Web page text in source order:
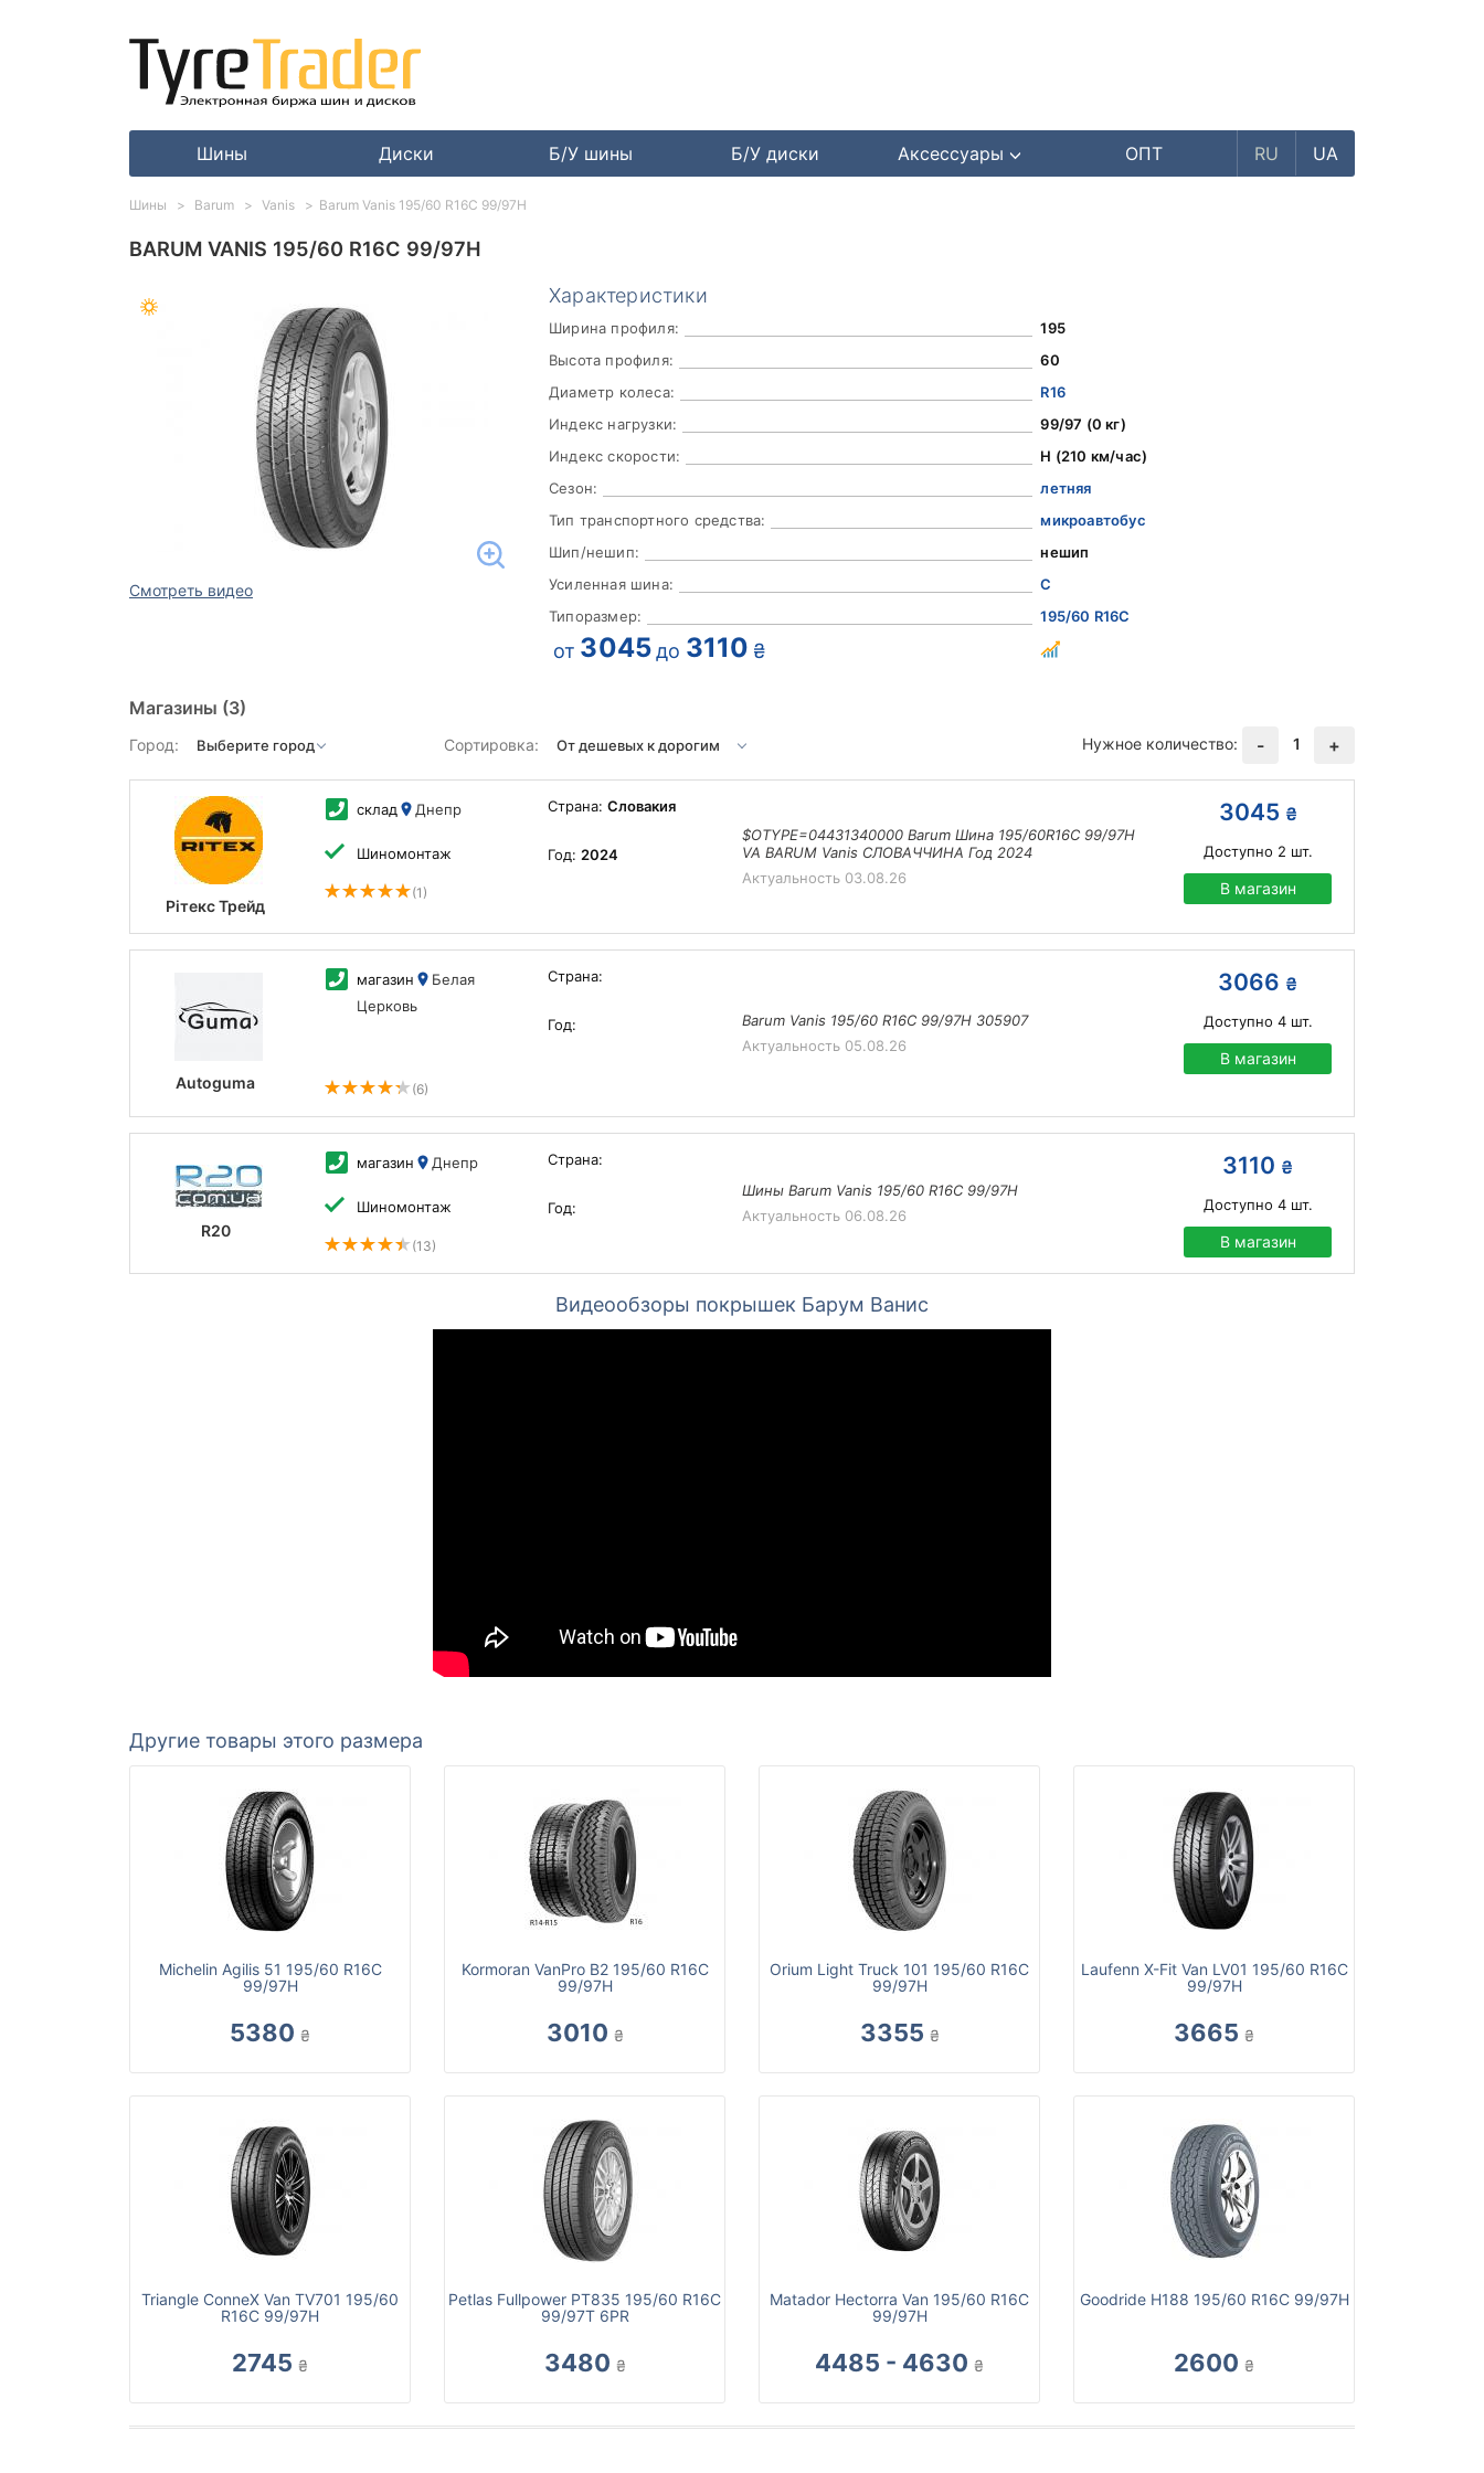
Шины Диски Б/У шины Б/У диски Аксессуары ОПТ RU UA
BARUM VANIS 195/60 R16C 99/97H
Смотреть видео
Характеристики
Ширина профиля:
195
Высота профиля:
60
Диаметр колеса:
R16
Индекс нагрузки:
99/97 (0 кг)
Индекс скорости:
H (210 км/час)
Сезон:
летняя
Тип транспортного средства:
микроавтобус
Шип/нешип:
нешип
Усиленная шина:
C
Типоразмер:
195/60 R16C
от 3045 до 3110 ₴
Магазины (3)
Город: Сортировка: Нужное количество: - 1 +
Рітекс Трейд
склад Днепр
Шиномонтаж
(1)
Страна: Словакия
Год: 2024
$OTYPE=04431340000 Barum Шина 195/60R16C 99/97H
VA BARUM Vanis СЛОВАЧЧИНА Год 2024
Актуальность 03.08.26
3045 ₴
Доступно 2 шт.
В магазин
Autoguma
магазин
Белая
Церковь
(6)
Страна:
Год:
Barum Vanis 195/60 R16C 99/97H 305907
Актуальность 05.08.26
3066 ₴
Доступно 4шт.
В магазин
R20
магазин Днепр
Шиномонтаж
(13)
Страна:
Год:
Шины Barum Vanis 195/60 R16C 99/97H
Актуальность 06.08.26
3110 ₴
Доступно 4шт.
В магазин
Видеообзоры покрышек Барум Ванис
Другие товары этого размера
Michelin Agilis 51 195/60 R16C
99/97H
5380 ₴
Kormoran VanPro B2 195/60 R16C
99/97H
3010 ₴
Orium Light Truck 101 195/60 R16C
99/97H
3355 ₴
Laufenn X-Fit Van LV01 195/60 R16C
99/97H
3665 ₴
Triangle ConneX Van TV701 195/60
R16C 99/97H
2745 ₴
Petlas Fullpower PT835 195/60 R16C
99/97T 6PR
3480 ₴
Matador Hectorra Van 195/60 R16C
99/97H
4485 - 4630 ₴
Goodride H188 195/60 R16C 99/97H
2600 ₴
Шины Barum Vanis Barum Vanis 195/60 R16C 99/97H